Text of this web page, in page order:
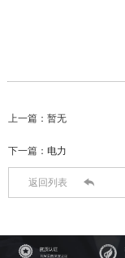
上一篇：暂无
下一篇： 电力
返回列表 